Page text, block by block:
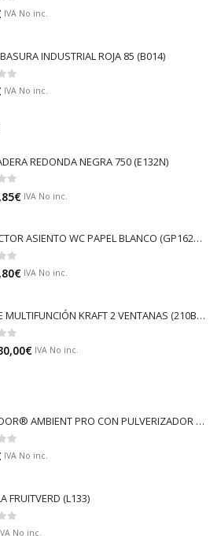
5
IVA No inc.
INDUSTRIAL ROJA 85 (B014)
5
IVA No inc.
REDONDA NEGRA 750 (E132N)
5 € IVA No inc.
PROTECTOR ASIENTO WC PAPEL BLANCO (GP16213)
5 € IVA No inc.
ENVASE MULTIFUNCIÓN KRAFT 2 VENTANAS (210BOXS501)
5 € IVA No inc.
MICRODOR® AMBIENT PRO CON PULVERIZADOR (LB08)
5
IVA No inc.
FRUITVERD (L133)
5 No inc.